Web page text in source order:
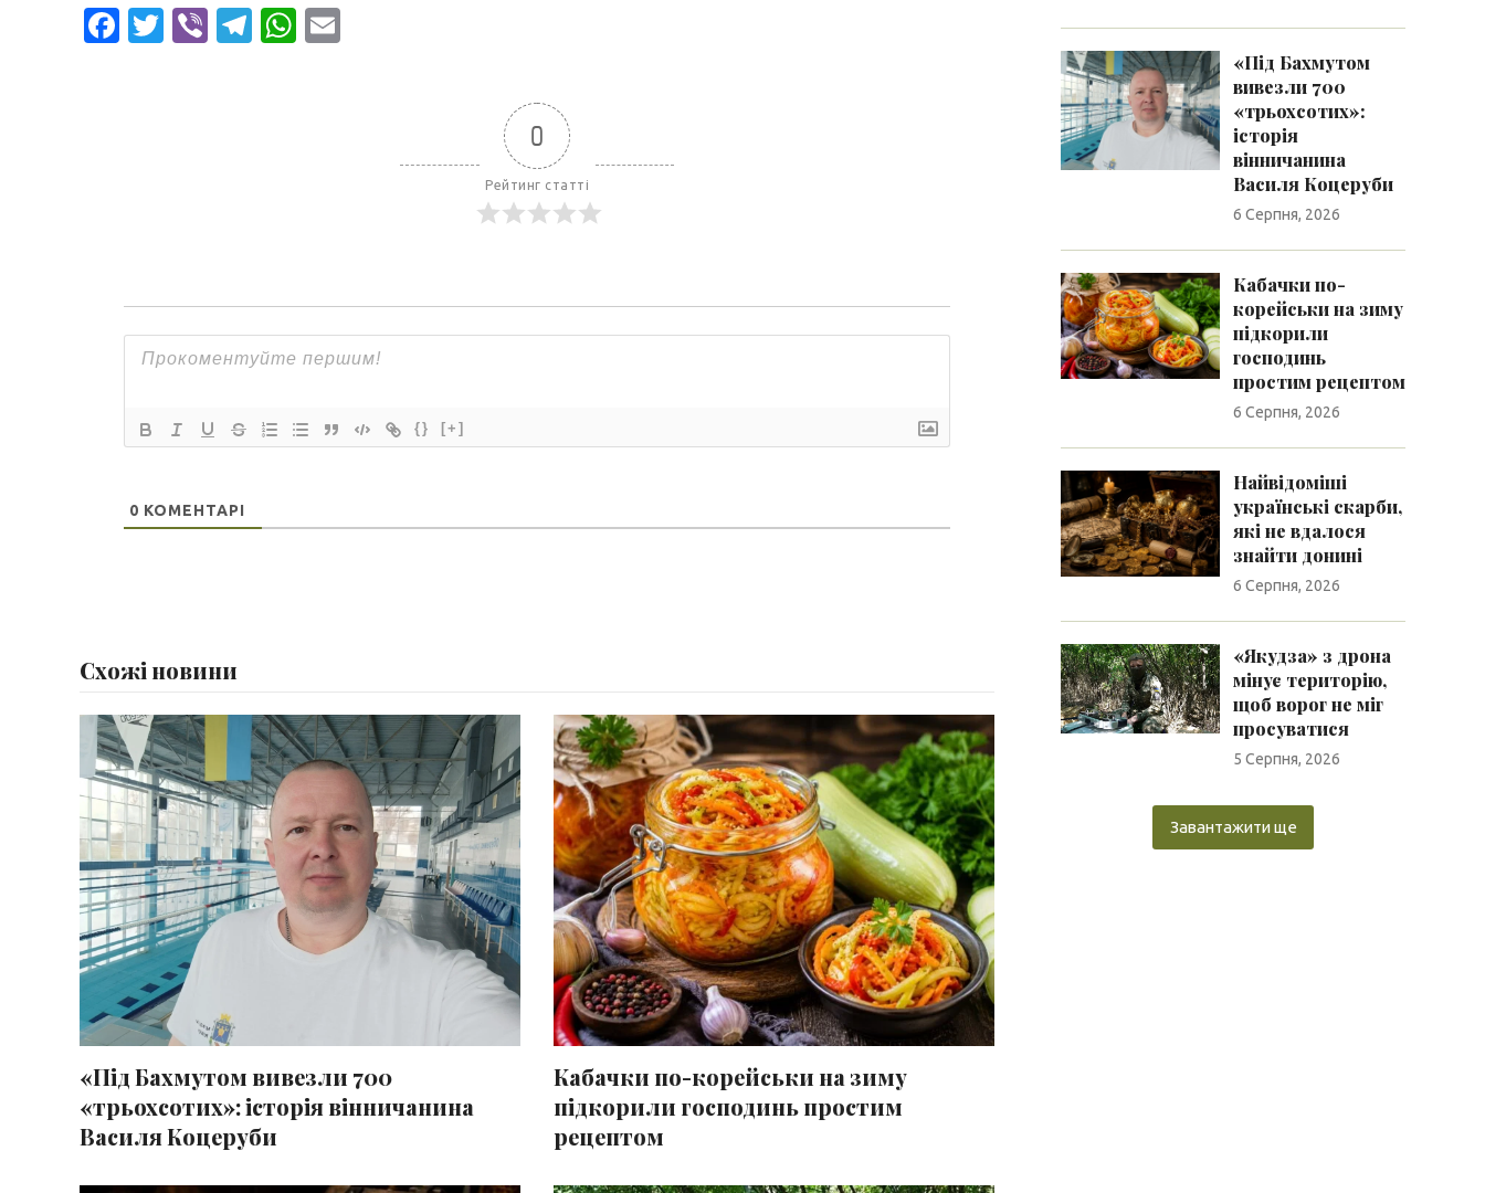
Facebook
Twitter
ViberTelegram
WhatsApp
0
Рейтинг статті
{} [+]
0 КОМЕНТАРІ
Схожі новини
«Під Бахмутом вивезли 700
«трьохсотих»: історія вінничанина
Василя Коцеруби
Кабачки по-корейськи на зиму
підкорили господинь простим
рецептом
«Під Бахмутом
вивезли 700
«трьохсотих»:
історія
вінничанина
Василя Коцеруби
6 Серпня, 2026
Кабачки по-
корейськи на зиму
підкорили
господинь
простим рецептом
6 Серпня, 2026
Найвідоміші
українські скарби,
які не вдалося
знайти донині
6 Серпня, 2026
«Якудза» з дрона
мінує територію,
щоб ворог не міг
просуватися
5 Серпня, 2026
Завантажити ще